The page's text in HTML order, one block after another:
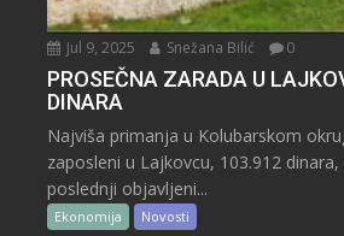
Jul 9, 2025 Snežana Bilić 0
PROSEČNA ZARADA U
DINARA
Najviša primanja u Kolubarskom
zaposleni u Lajkovcu, 103.912
poslednji objavljeni...
Ekonomija Novosti